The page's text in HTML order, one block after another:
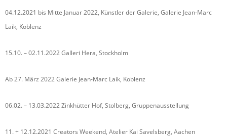
04.12.2021 bis Mitte Januar 2022, Künstler der Galerie, Galerie Jean-Marc
Laik, Koblenz
15.10. – 02.11.2022 Galleri Hera, Stockholm
Ab 27. März 2022 Galerie Jean-Marc Laik, Koblenz
06.02. – 13.03.2022 Zinkhütter Hof, Stolberg, Gruppenausstellung
11. + 12.12.2021 Creators Weekend, Atelier Kai Savelsberg, Aachen